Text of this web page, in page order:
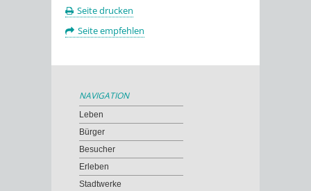
Seite drucken
Seite empfehlen
NAVIGATION
Leben
Bürger
Besucher
Erleben
Stadtwerke